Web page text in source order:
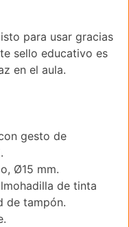
para usar gracias
sello educativo es
en el aula.
gesto de
Ø15 mm.
de tinta
de tampón.